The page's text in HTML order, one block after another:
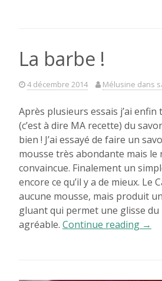
La barbe !
4 décembre 2014 Mélusine dans
Après plusieurs essais j’ai
(c’est à dire MA recette) du
bien ! J’ai essayé de faire un
mousse très abondante mais le
convaincue. Finalement un
encore ce qu’il y a de mieux. Le
aucune mousse, mais produit
gluant qui permet une glisse
agréable. Continue reading « La
→